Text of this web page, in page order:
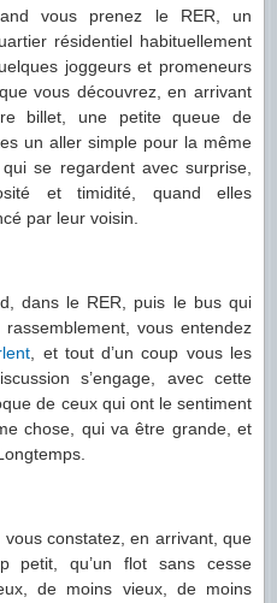
vous prenez le RER, un
résidentiel habituellement
joggeurs et promeneurs
vous découvrez, en arrivant
billet, une petite queue de
un aller simple pour la même
se regardent avec surprise,
et timidité, quand elles
par leur voisin.
dans le RER, puis le bus qui
vous entendez
, et tout d’un coup vous les
s’engage, avec cette
de ceux qui ont le sentiment
chose, qui va être grande, et
vous constatez, en arrivant, que
petit, qu’un flot sans cesse
de moins vieux, de moins